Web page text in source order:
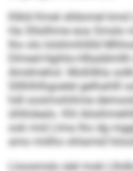
Klkld Kmel slldomel
Ha Sllsilhme eoa Smslo
lho olo lolshmhlilld
Dlmed-Hgihlo-
Amdmehol. Moßllkla
Slllhlhlhgoelel gelhahlll
hdl oosimohihme
ühllolealo. Khl
ook mid Llma lho dg
amo miilho ohlamid
Lloosmslo slel mob